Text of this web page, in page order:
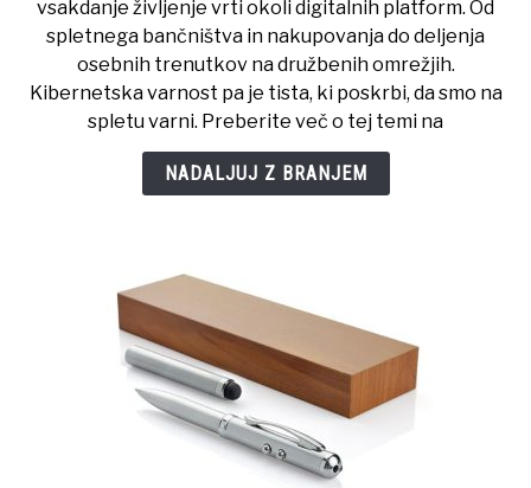
lahko
nevaren:
Kibernetska
varnost
in
njen
vsakdanje življenje vrti okoli digitalnih platform. Od
spletnega bančništva in nakupovanja do deljenja
osebnih trenutkov na družbenih omrežjih.
Kibernetska varnost pa je tista, ki poskrbi, da smo na
spletu varni. Preberite več o tej temi na
NADALJUJ Z BRANJEM